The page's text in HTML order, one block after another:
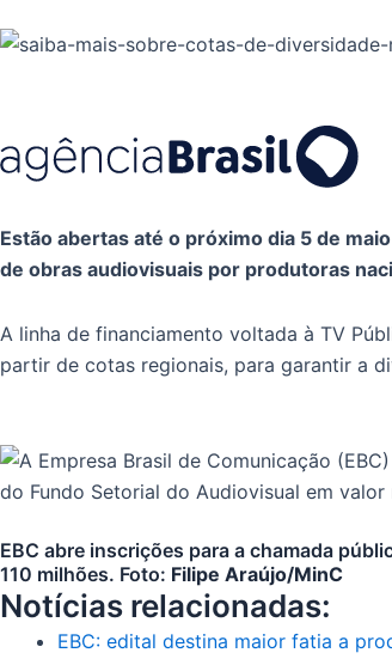
Estão abertas até o próximo dia 5 de
de obras audiovisuais por produtoras
A linha de financiamento voltada à TV
partir de cotas regionais, para garantir a
EBC abre inscrições para a chamada
110 milhões. Foto: Filipe Araújo/MinC
Notícias relacionadas:
EBC: edital destina maior fatia a